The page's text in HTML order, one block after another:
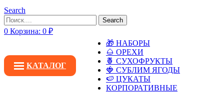
Search
Search
0 Корзина: 0 ₽
КАТАЛОГ
🎁 НАБОРЫ
🌰 ОРЕХИ
🍍 СУХОФРУКТЫ
🍓 СУБЛИМ ЯГОДЫ
🍉 ЦУКАТЫ
КОРПОРАТИВНЫЕ